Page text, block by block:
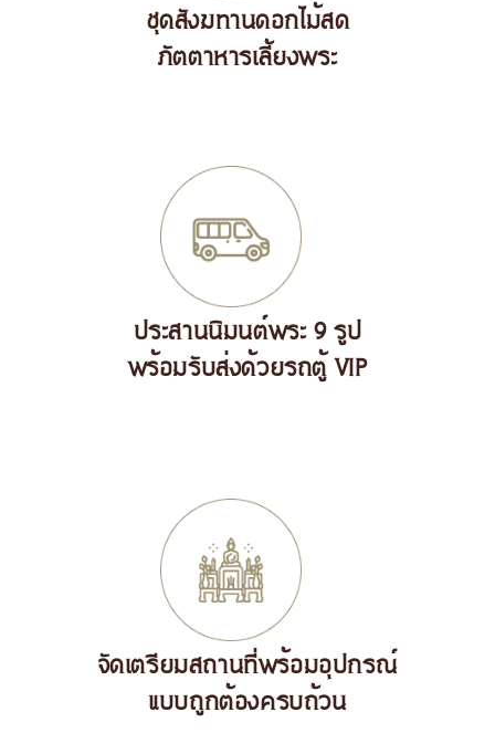
ชุดสังฆทานดอกไม้สด
ภัตตาหารเลี้ยงพระ
ประสานนิมนต์พระ 9 รูป
พร้อมรับส่งด้วยรถตู้ VIP
จัดเตรียมสถานที่พร้อมอุปกรณ์
แบบถูกต้องครบถ้วน